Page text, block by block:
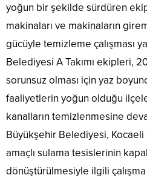
yoğun bir şekilde sürdüren
makinaları ve makinaların
gücüyle temizleme çalışması
Belediyesi A Takımı ekipleri,
sorunsuz olması için yaz
faaliyetlerin yoğun olduğu
kanalların temizlenmesine
Büyükşehir Belediyesi,
amaçlı sulama tesislerinin
dönüştürülmesiyle ilgili